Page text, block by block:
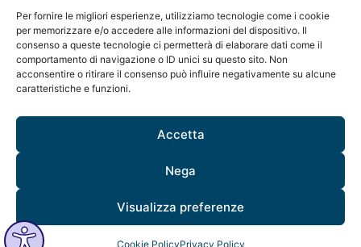
Per fornire le migliori esperienze, utilizziamo tecnologie come i cookie
per memorizzare e/o accedere alle informazioni del dispositivo. Il
consenso a queste tecnologie ci permetterà di elaborare dati come il
comportamento di navigazione o ID unici su questo sito. Non
acconsentire o ritirare il consenso può influire negativamente su alcune
caratteristiche e funzioni.
Accetta
Nega
Visualizza preferenze
Cookie PolicyPrivacy Policy
giornata
Retreat Mindfulness e Ipnosi
Unweekend immersivodedicato alpotere
trasformativo dell'Ipnosi e della Mindfulness
Pratiche guidate di Ipnosi e
Meditazione
funzionamento e sui linguaggi della